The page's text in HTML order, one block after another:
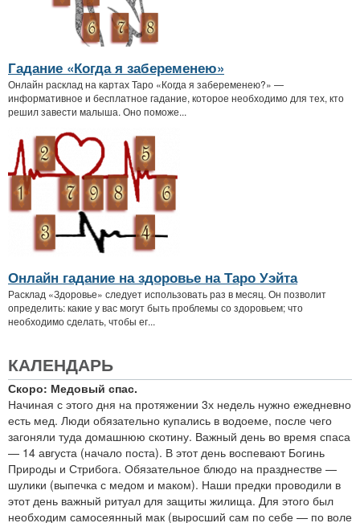
Гадание «Когда я забеременею»
Онлайн расклад на картах Таро «Когда я забеременею?» —
информативное и бесплатное гадание, которое необходимо для тех, кто
решил завести малыша. Оно поможе...
Онлайн гадание на здоровье на Таро Уэйта
Расклад «Здоровье» следует использовать раз в месяц. Он позволит
определить: какие у вас могут быть проблемы со здоровьем; что
необходимо сделать, чтобы ег...
КАЛЕНДАРЬ
Скоро: Медовый спас.
Начиная с этого дня на протяжении 3х недель нужно ежедневно
есть мед. Люди обязательно купались в водоеме, после чего
загоняли туда домашнюю скотину. Важный день во время спаса
— 14 августа (начало поста). В этот день воспевают Богинь
Природы и Стрибога. Обязательное блюдо на празднестве —
шулики (выпечка с медом и маком). Наши предки проводили в
этот день важный ритуал для защиты жилища. Для этого был
необходим самосеянный мак (выросший сам по себе — по воле